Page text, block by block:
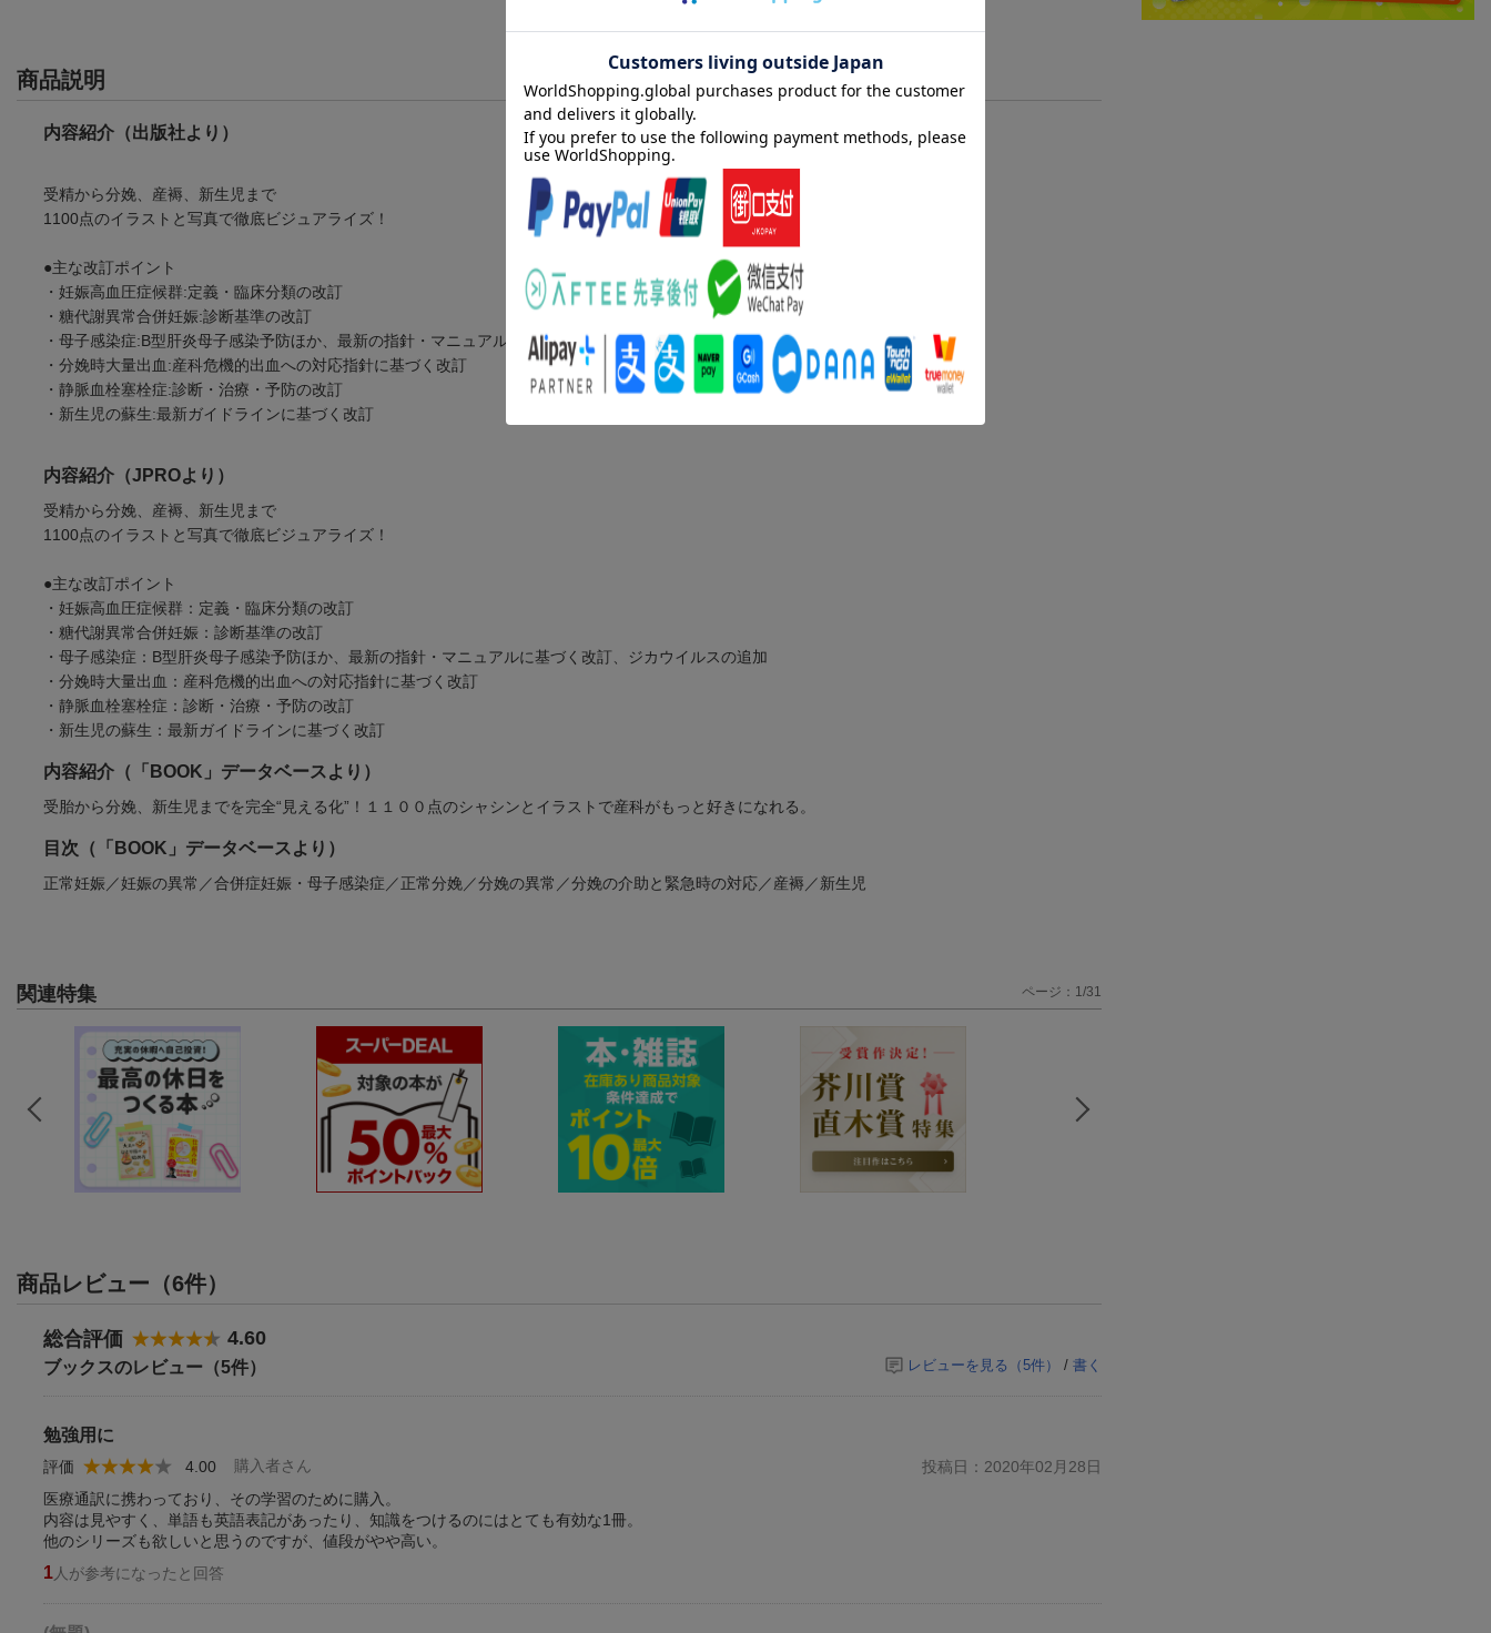
商品説明
内容紹介（出版社より）
受精から分娩、産褥、新生児まで
1100点のイラストと写真で徹底ビジュアライズ！
●主な改訂ポイント
・妊娠高血圧症候群:定義・臨床分類の改訂
・糖代謝異常合併妊娠:診断基準の改訂
・母子感染症:B型肝炎母子感染予防ほか、最新の指針・マニュアルに基づく改訂、ジカウイルスの追加
・分娩時大量出血:産科危機的出血への対応指針に基づく改訂
・静脈血栓塞栓症:診断・治療・予防の改訂
・新生児の蘇生:最新ガイドラインに基づく改訂
内容紹介（JPROより）
受精から分娩、産褥、新生児まで
1100点のイラストと写真で徹底ビジュアライズ！
●主な改訂ポイント
・妊娠高血圧症候群：定義・臨床分類の改訂
・糖代謝異常合併妊娠：診断基準の改訂
・母子感染症：B型肝炎母子感染予防ほか、最新の指針・マニュアルに基づく改訂、ジカウイルスの追加
・分娩時大量出血：産科危機的出血への対応指針に基づく改訂
・静脈血栓塞栓症：診断・治療・予防の改訂
・新生児の蘇生：最新ガイドラインに基づく改訂
内容紹介（「BOOK」データベースより）
受胎から分娩、新生児までを完全“見える化”！１１００点のシャシンとイラストで産科がもっと好きになれる。
目次（「BOOK」データベースより）
正常妊娠／妊娠の異常／合併症妊娠・母子感染症／正常分娩／分娩の異常／分娩の介助と緊急時の対応／産褥／新生児
関連特集 ページ：1/31
商品レビュー（6件）
総合評価 4.60
ブックスのレビュー（5件） レビューを見る（5件） / 書く
勉強用に
購入者さん
評価 4.00
投稿日：2020年02月28日
医療通訳に携わっており、その学習のために購入。
内容は見やすく、単語も英語表記があったり、知識をつけるのにはとても有効な1冊。
他のシリーズも欲しいと思うのですが、値段がやや高い。
1 人が参考になったと回答